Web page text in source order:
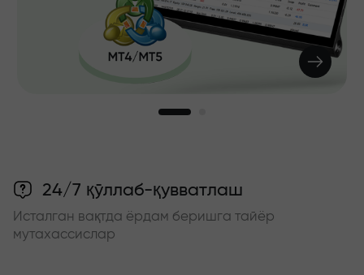
24/7 қўллаб-қувватлаш
Исталган вақтда ёрдам беришга тайёр
мутахассислар